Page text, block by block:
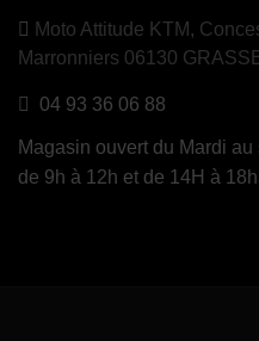
Moto Attitude KTM,
Marronniers 06130
04 93 36 06 88
Magasin ouvert du Mardi au
de 9h à 12h et de 14H à